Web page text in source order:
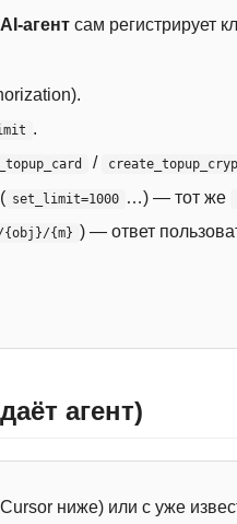
AI-агент сам регистрирует
.
/
( set_limit=1000 …) — тот же
{obj}/{m} ) — ответ
агент)
ниже) или с уже